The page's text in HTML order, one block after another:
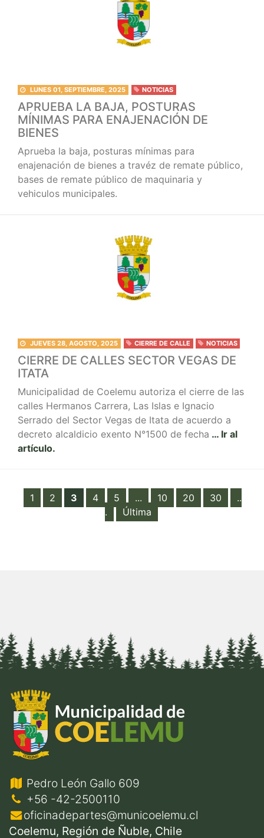
LUNES 01, SEPTIEMBRE, 2025 NOTICIAS
APRUEBA LA BAJA, POSTURAS
MÍNIMAS PARA ENAJENACIÓN DE
BIENES
Aprueba la baja, posturas mínimas para
enajenación de bienes a travéz de remate público,
bases de remate público de maquinaria y
vehiculos municipales.
JUEVES 28, AGOSTO, 2025 CIERRE DE CALLE NOTICIAS
CIERRE DE CALLES SECTOR VEGAS DE
ITATA
Municipalidad de Coelemu autoriza el cierre de las
calles Hermanos Carrera, Las Islas e Ignacio
Serrado del Sector Vegas de Itata de acuerdo a
decreto alcaldicio exento N°1500 de fecha … Ir al
artículo.
1 2 3 4 5 ... 10 20 30
..
.
Última
Pedro León Gallo 609
+56 -42-2500110
oficinadepartes@municoelemu.cl
Coelemu, Región de Ñuble, Chile